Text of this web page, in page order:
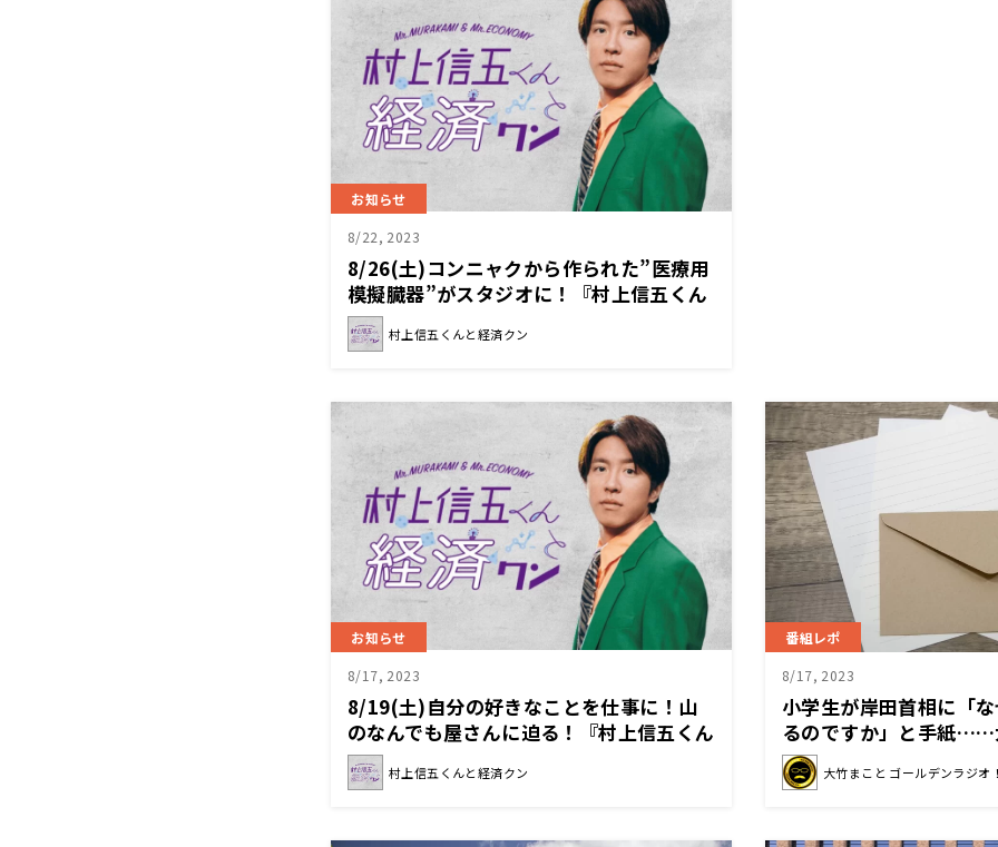
お知らせ
8/22, 2023
8/26(土)コンニャクから作られた”医療用
模擬臓器”がスタジオに！『村上信五くん
と経済クン』
村上信五くんと経済クン
お知らせ
8/17, 2023
8/19(土)自分の好きなことを仕事に！山
のなんでも屋さんに迫る！『村上信五くん
と経済クン』
村上信五くんと経済クン
番組レポ
8/17, 2023
小学生が岸田首相に「
るのですか」と手紙……
どもだってこの国の国
大竹まこと ゴールデンラジオ